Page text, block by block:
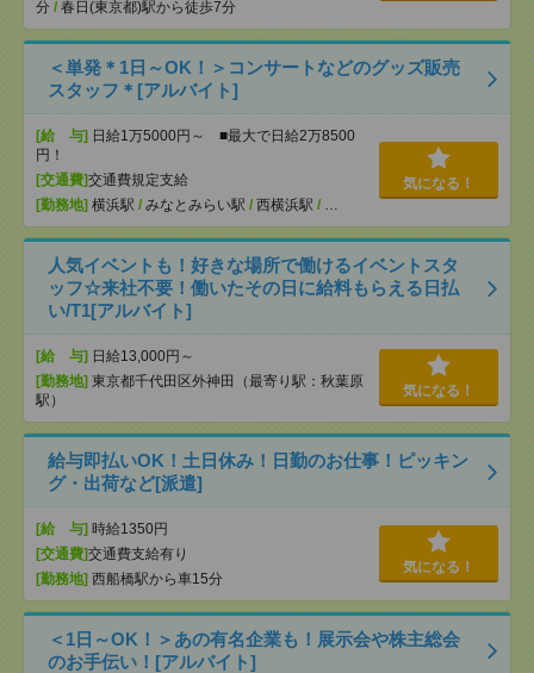
分 / 春日(東京都)駅から徒歩7分
＜単発＊1日～OK！＞コンサートなどのグッズ販売
スタッフ＊[アルバイト]
[給 与] 日給1万5000円～ ■最大で日給2万8500
円！
[交通費]交通費規定支給
[勤務地] 横浜駅 / みなとみらい駅 / 西横浜駅 / …
気になる！
人気イベントも！好きな場所で働けるイベントスタ
ッフ☆来社不要！働いたその日に給料もらえる日払
い/T1[アルバイト]
[給 与] 日給13,000円～
[勤務地] 東京都千代田区外神田（最寄り駅：秋葉原
駅）
気になる！
給与即払いOK！土日休み！日勤のお仕事！ピッキン
グ・出荷など[派遣]
[給 与] 時給1350円
[交通費]交通費支給有り
[勤務地] 西船橋駅から車15分
気になる！
＜1日～OK！＞あの有名企業も！展示会や株主総会
のお手伝い！[アルバイト]